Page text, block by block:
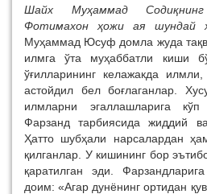
Шайх Муҳаммад
Фотимахон ҳожи ая шундай
Муҳаммад Юсуф домла жуда
илмга ўта муҳаббатли киши
ўғилларининг келажакда
астойдил бел боғлаганлар.
илмларни эгаллашларига кўп
Фарзанд тарбиясида жиддий
Ҳатто шубҳали нарсалардан
қилганлар. У кишининг бор
қаратилган эди.
доим: «Агар дунёнинг ортидан